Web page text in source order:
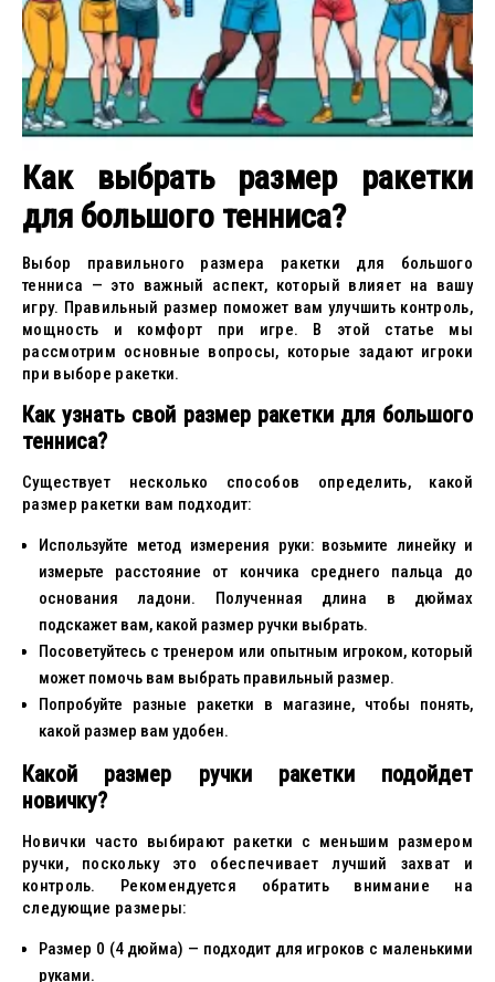
Как выбрать размер ракетки
для большого тенниса?
Выбор правильного размера ракетки для большого
тенниса — это важный аспект, который влияет на вашу
игру. Правильный размер поможет вам улучшить контроль,
мощность и комфорт при игре. В этой статье мы
рассмотрим основные вопросы, которые задают игроки
при выборе ракетки.
Как узнать свой размер ракетки для большого
тенниса?
Существует несколько способов определить, какой
размер ракетки вам подходит:
Используйте метод измерения руки: возьмите линейку и
измерьте расстояние от кончика среднего пальца до
основания ладони. Полученная длина в дюймах
подскажет вам, какой размер ручки выбрать.
Посоветуйтесь с тренером или опытным игроком, который
может помочь вам выбрать правильный размер.
Попробуйте разные ракетки в магазине, чтобы понять,
какой размер вам удобен.
Какой размер ручки ракетки подойдет
новичку?
Новички часто выбирают ракетки с меньшим размером
ручки, поскольку это обеспечивает лучший захват и
контроль. Рекомендуется обратить внимание на
следующие размеры:
Размер 0 (4 дюйма) — подходит для игроков с маленькими
руками.